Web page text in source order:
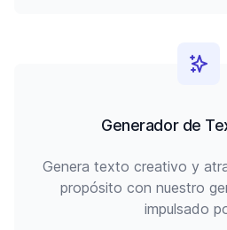
Generador de
Genera texto creativo y
propósito con nuestro
impulsado